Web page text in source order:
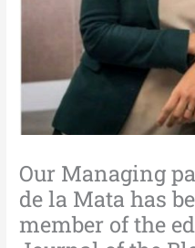
Our Managing
de la Mata has
member of the